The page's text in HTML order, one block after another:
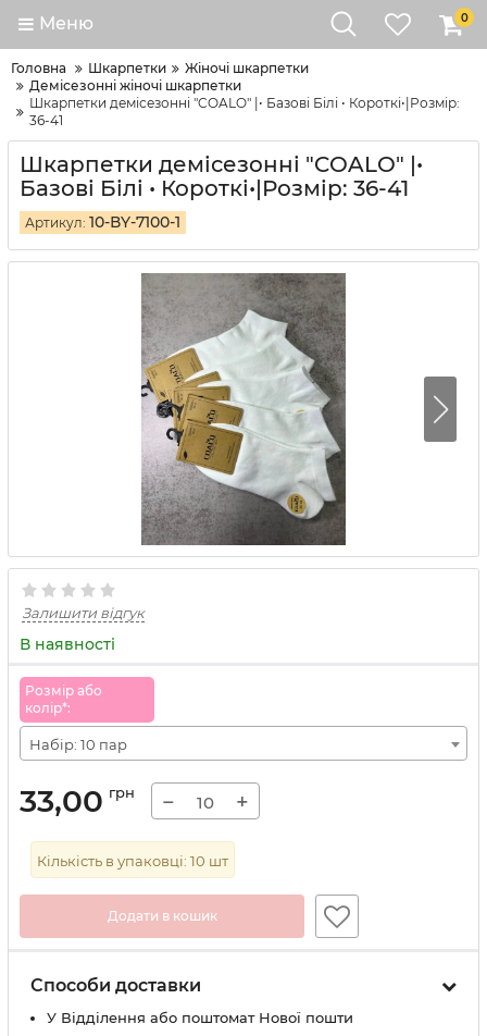
Меню 0
Головна Шкарпетки
Жіночі шкарпетки
Демісезонні жіночі шкарпетки
Шкарпетки демісезонні "COALO" |• Базові Білі • Короткі•|Розмір:
36-41
Шкарпетки демісезонні "COALO" |•
Базові Білі • Короткі•|Розмір: 36-41
Артикул: 10-ВY-7100-1
Залишити відгук
В наявності
Розмiр або
колiр*:
Набір: 10 пар
33,00 грн − +
Кількість в упаковці: 10 шт
Додати в кошик
Способи доставки
У Вiддiлення або поштомат Нової пошти